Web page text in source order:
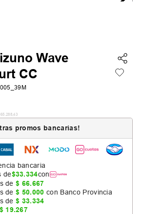
Wave
CC
.288,43
promos bancarias!
bancaria
de$33.334con
de$ 66.667
de$ 50.000 con Banco Provincia
de$ 33.334
$ 19.267